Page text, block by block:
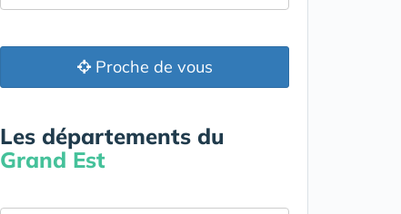
Proche de vous
Les départements du
Grand Est